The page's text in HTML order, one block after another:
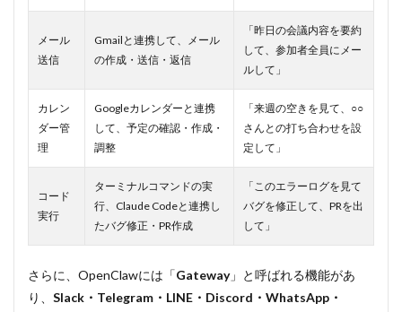
悪用
リスク
ClawHub（ス
キルマーケッ
ト）のリスク
を安全に
使うため
策
6.1
対策
メール
送信
Gmailと連携して、メール
の作成・送信・返信
「昨日の会議内容を要約
して、参加者全員にメー
ルして」
カレン
ダー管
理
Googleカレンダーと連携
して、予定の確認・作成・
調整
「来週の空きを見て、○○
さんとの打ち合わせを設
定して」
コード
実行
ターミナルコマンドの実
行、Claude Codeと連携し
たバグ修正・PR作成
「このエラーログを見て
バグを修正して、PRを出
して」
さらに、OpenClawには「Gateway」と呼ばれる機能があ
り、 Slack・Telegram・LINE・Discord・WhatsApp・